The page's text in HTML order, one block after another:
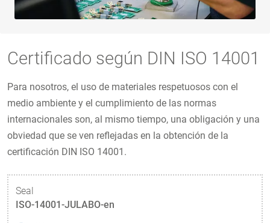
Certificado según DIN ISO 14001
Para nosotros, el uso de materiales respetuosos con el
medio ambiente y el cumplimiento de las normas
internacionales son, al mismo tiempo, una obligación y una
obviedad que se ven reflejadas en la obtención de la
certificación DIN ISO 14001.
Seal
ISO-14001-JULABO-en